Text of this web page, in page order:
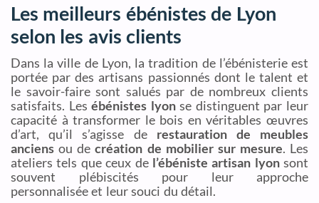
Les meilleurs ébénistes de Lyon
selon les avis clients
Dans la ville de Lyon, la tradition de l’ébénisterie est
portée par des artisans passionnés dont le talent et
le savoir-faire sont salués par de nombreux clients
satisfaits. Lesébénistes lyonse distinguent par leur
capacité à transformer le bois en véritables œuvres
d’art, qu’il s’agisse de restauration de meubles
anciens ou decréation de mobilier sur mesure. Les
ateliers tels que ceux de l’ébéniste artisan lyonsont
souvent plébiscités pour leur approche
personnalisée et leur souci du détail.